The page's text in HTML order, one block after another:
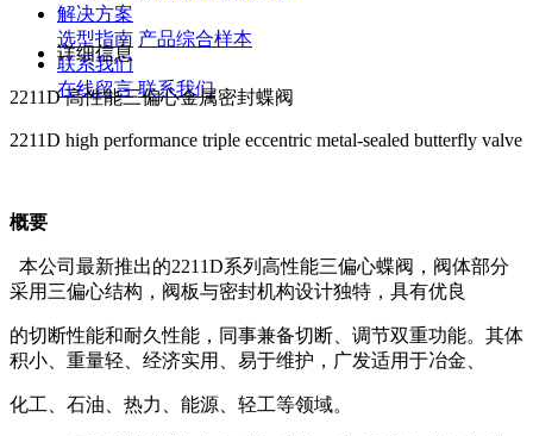
解决方案
选型指南 产品综合样本
联系我们
在线留言 联系我们
详细信息
2211D 高性能三偏心金属密封蝶阀
2211D high performance triple eccentric metal-sealed butterfly valve
概要
本公司最新推出的2211D系列高性能三偏心蝶阀，阀体部分
采用三偏心结构，阀板与密封机构设计独特，具有优良
的切断性能和耐久性能，同事兼备切断、调节双重功能。其体
积小、重量轻、经济实用、易于维护，广发适用于冶金、
化工、石油、热力、能源、轻工等领域。